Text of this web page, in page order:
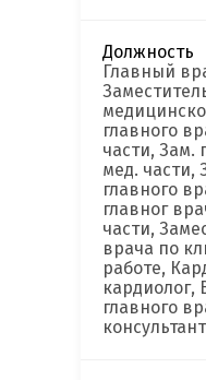
Должность
Главный
главного
части, Зам.
мед. части,
главного
главног
части,
врача по
работе,
кардиолог,
главного